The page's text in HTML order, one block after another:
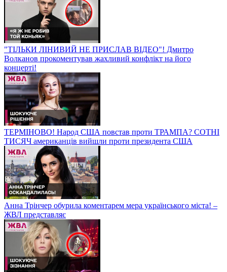
"ТІЛЬКИ ЛІНИВИЙ НЕ ПРИСЛАВ ВІДЕО"! Дмитро
Волканов прокоментував жахливий конфлікт на його
концерті!
ТЕРМІНОВО! Народ США повстав проти ТРАМПА? СОТНІ
ТИСЯЧ американців вийшли проти президента США
Анна Трінчер обурила коментарем мера українського міста! –
ЖВЛ представляє